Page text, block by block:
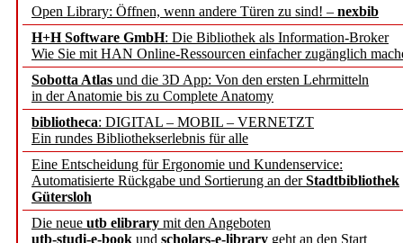
Open Library: Öffnen, wenn andere Türen zu sind! – nexbib
H+H Software GmbH: Die Bibliothek als Information-Broker
Wie Sie mit HAN Online-Ressourcen einfacher zugänglich
Sobotta Atlas und die 3D App: Von den ersten Lehrmitteln
in der Anatomie bis zu Complete Anatomy
bibliotheca: DIGITAL – MOBIL – VERNETZT
Ein rundes Bibliothekserlebnis für alle
Eine Entscheidung für Ergonomie und Kundenservice:
Automatisierte Rückgabe und Sortierung an derStadtbibliothek
Gütersloh
Die neue utb elibrary mit den Angeboten
utb-studi-e-book und scholars-e-library geht an den Start
und die Zeitschrift für
Francke Attempto
EBSCO Information
Recherchefunktionen in
Sorbisches Institut neu
Geschichte und